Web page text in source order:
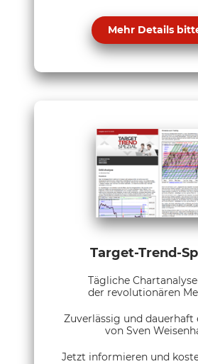
Mehr Details
Target-Trend-
Tägliche
der revolutionären
Zuverlässig und dauerhaft
von Sven
Jetzt informieren und